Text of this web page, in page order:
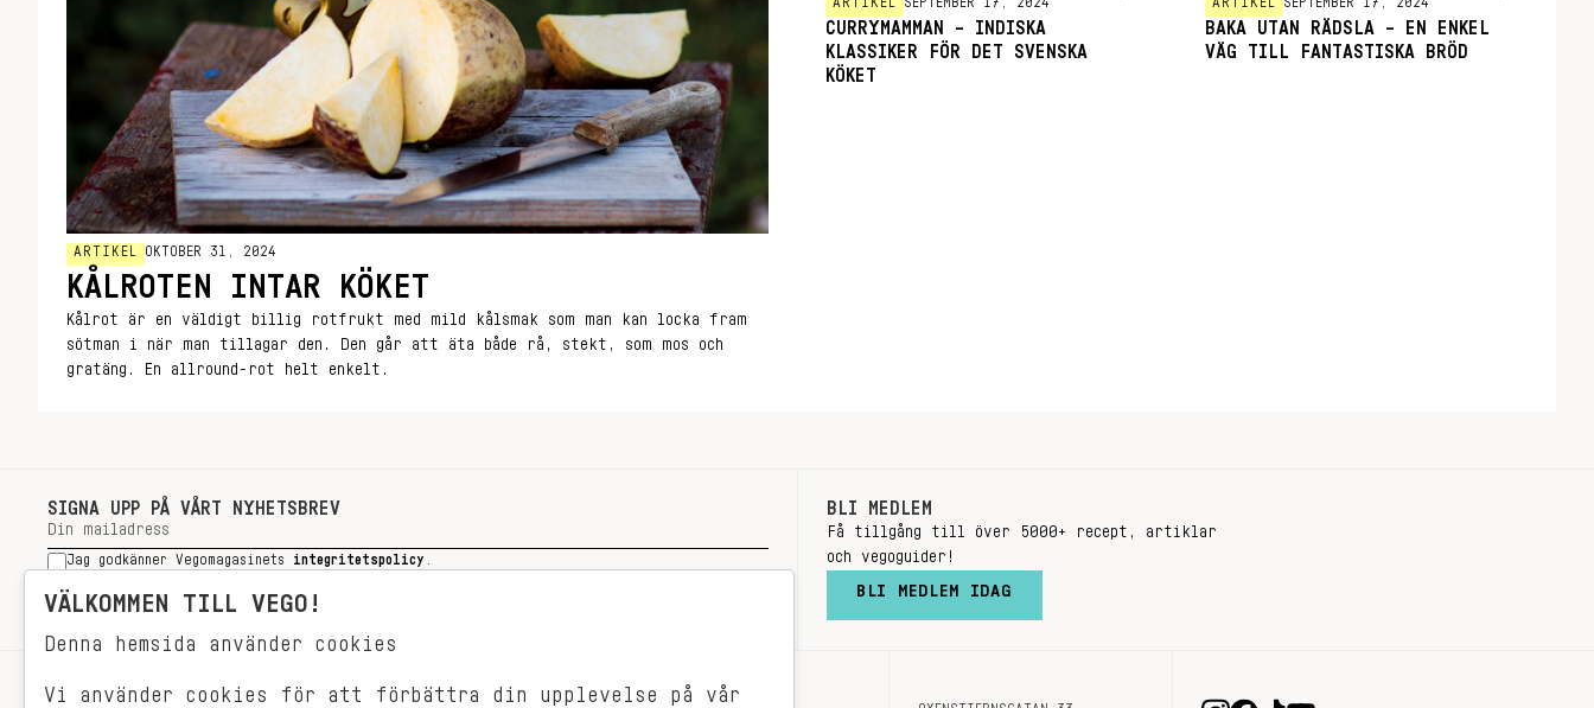
ARTIKEL OKTOBER 31, 2024
KÅLROTEN INTAR KÖKET
Kålrot är en väldigt billig rotfrukt med mild kålsmak som man kan locka fram
sötman i när man tillagar den. Den går att äta både rå, stekt, som mos och
gratäng. En allround-rot helt enkelt.
CURRYMAMMAN – INDISKA
KLASSIKER FÖR DET SVENSKA
KÖKET
BAKA UTAN RÄDSLA – EN ENKEL
VÄG TILL FANTASTISKA BRÖD
SIGNA UPP PÅ VÅRT NYHETSBREV
Jag godkänner Vegomagasinets integritetspolicy
SIGNA UPP
BLI MEDLEM
Få tillgång till över 5000+ recept, artiklar
och vegoguider!
BLI MEDLEM IDAG
VÄLKOMMEN TILL VEGO!
Denna hemsida använder cookies
Vi använder cookies för att förbättra din upplevelse på vår